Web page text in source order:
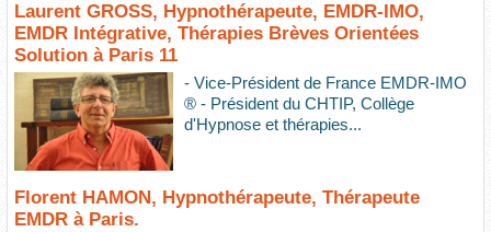
Laurent GROSS, Hypnothérapeute, EMDR-IMO,
EMDR Intégrative, Thérapies Brèves Orientées
Solution à Paris 11
- Vice-Président de France EMDR-IMO
® - Président du CHTIP, Collège
d'Hypnose et thérapies...
Florent HAMON, Hypnothérapeute, Thérapeute
EMDR à Paris.